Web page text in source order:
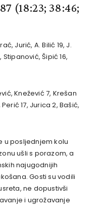
(18:23; 38:46;
Jurić, A. Bilić 19, J.
Stipanović, Šipić 16,
Knežević 7, Krešan
17, Jurica 2, Bašić,
u posljednjem kolu
ušli s porazom, a
najugodnijih
Gosti su vodili
ne dopustivši
i ugrožavanje